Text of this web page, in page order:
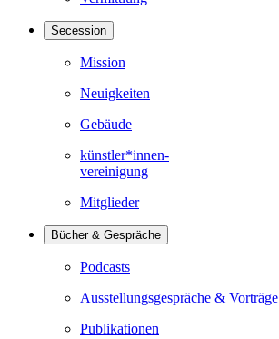
Secession
Mission
Neuigkeiten
Gebäude
künstler*innen-
vereinigung
Mitglieder
Bücher & Gespräche
Podcasts
Ausstellungsgespräche & Vorträge
Publikationen